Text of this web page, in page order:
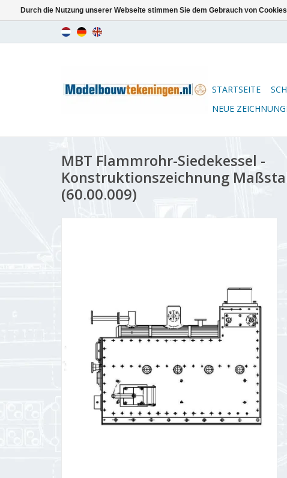
STARTSEITE
NEUE
MBT Flammrohr-Siedekessel -
Konstruktionszeichnung
(60.00.009)
Durch die Nutzung unserer Webseite stimmen Sie dem Gebrauch von